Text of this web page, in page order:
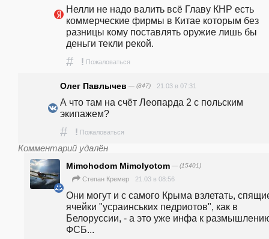
Нелли не надо валить всё Главу КНР есть
коммерческие фирмы в Китае которым без
разницы кому поставлять оружие лишь бы
деньги текли рекой.
# ! Пожаловаться
Олег Павлычев — (847) 21.03 в 07:31
А что там на счёт Леопарда 2 с польским
экипажем?
# ! Пожаловаться
Комментарий удалён
Mimohodom Mimolyotom — (15401)
Степан Кремер 21.03 в 08:56
Они могут и с самого Крыма взлетать,
ячейки "усраинських педриотов", как в
Белоруссии, - а это уже инфа к
ФСБ...